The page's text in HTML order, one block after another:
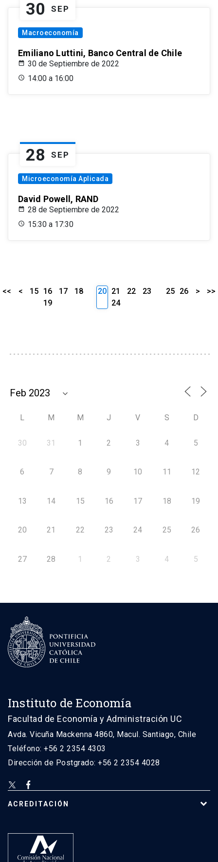
30 SEP
Macroeconomía
Emiliano Luttini, Banco Central de Chile
30 de Septiembre de 2022
14:00 a 16:00
28 SEP
Microeconomía Aplicada
David Powell, RAND
28 de Septiembre de 2022
15:30 a 17:30
<< < 15 16 17
18
19
20 21 22
23
24
25 26 > >>
L M M J V S D
30 31 1 2 3 4 5
6 7 8 9 10 11 12
13 14 15 16 17 18 19
20 21 22 23 24 25 26
27 28 1 2 3 4 5
Instituto de Economía
Facultad de Economía y Administración UC
Avda. Vicuña Mackenna 4860, Macul. Santiago, Chile
Teléfono: +56 2 2354 4303
Dirección de Postgrado: +56 2 2354 4028
ACREDITACIÓN